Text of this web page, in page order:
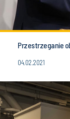
Przestrzeganie
04.02.2021